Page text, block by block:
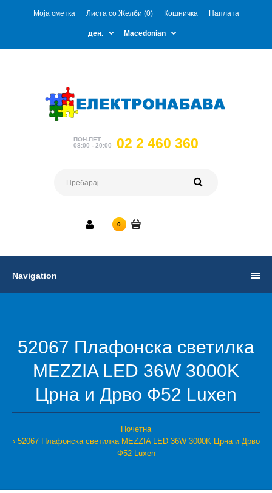
Моја сметка Листа со Желби (0) Кошничка Наплата
ден. Macedonian
ПОН-ПЕТ.
08:00 - 20:00
02 2 460 360
0
Navigation
52067 Плафонска светилка
MEZZIA LED 36W 3000K
Црна и Дрво Ф52 Luxen
Почетна
52067 Плафонска светилка MEZZIA LED 36W 3000K Црна и Дрво
Ф52 Luxen